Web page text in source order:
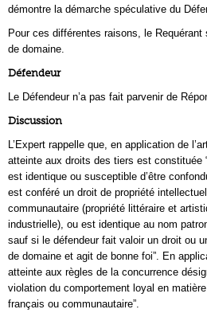
démontre la démarche spéculative du
Pour ces différentes raisons, le
de domaine.
Défendeur
Le Défendeur n’a pas fait parvenir de
Discussion
L’Expert rappelle que, en application de
atteinte aux droits des tiers est constituée
est identique ou susceptible d’être
est conféré un droit de propriété
communautaire (propriété littéraire et
industrielle), ou est identique au nom
sauf si le défendeur fait valoir un droit ou
de domaine et agit de bonne foi”. En
atteinte aux règles de la concurrence
violation du comportement loyal en
français ou communautaire”.